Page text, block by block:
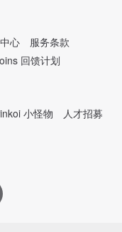
心
服务条款
回馈计划
小怪物
人才招募